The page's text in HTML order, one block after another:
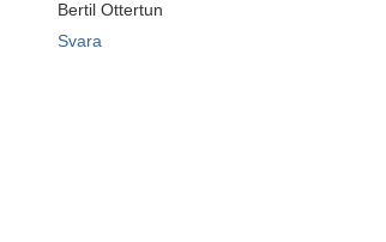
Bertil Ottertun
Svara